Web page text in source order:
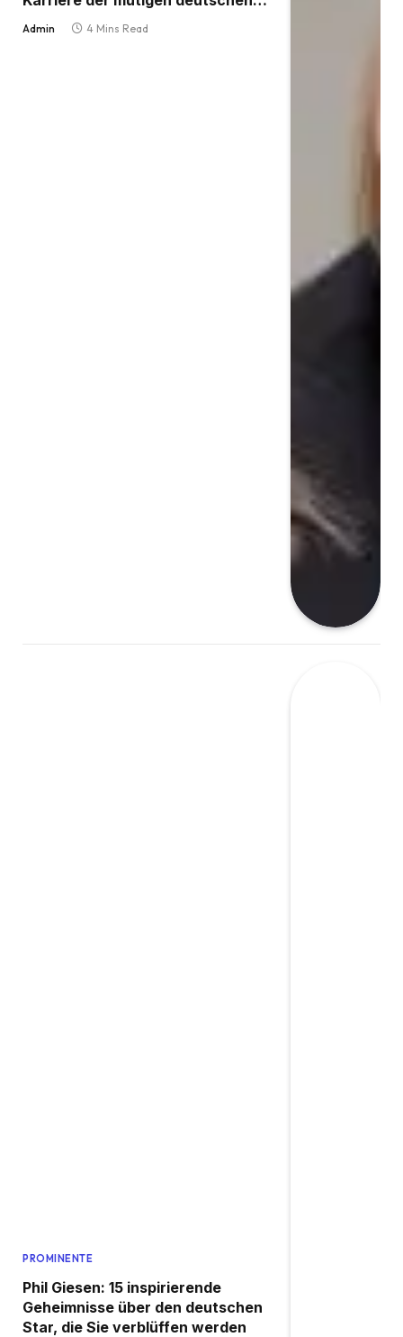
Stimme
Admin 4 Mins Read
PROMINENTE
Phil Giesen: 15 inspirierende
Geheimnisse über den deutschen
Star, die Sie verblüffen werden